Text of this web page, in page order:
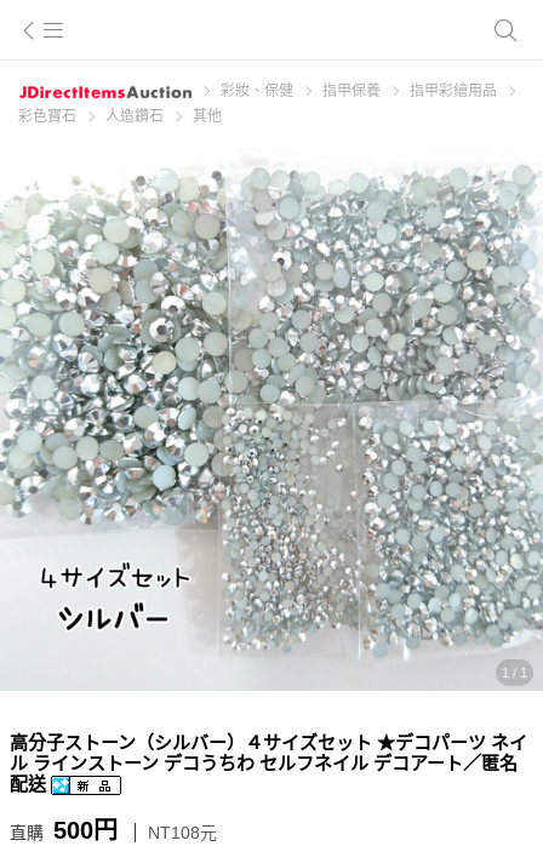
彩妝、保健 指甲保養
指甲彩繪用品
彩色寶石
人造鑽石 其他
1 / 1
高分子ストーン（シルバー）４サイズセット ★デコパーツ ネイ
ル ラインストーン デコうちわ セルフネイル デコアート／匿名
配送
直購 500円 NT108元